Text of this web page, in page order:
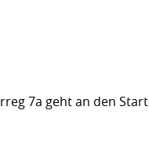
7a geht an den Start